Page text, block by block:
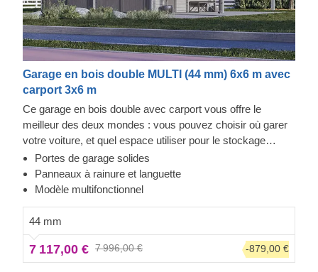
Garage en bois double MULTI (44 mm) 6x6 m avec
carport 3x6 m
Ce garage en bois double avec carport vous offre le
meilleur des deux mondes : vous pouvez choisir où garer
votre voiture, et quel espace utiliser pour le stockage
d'objets ou d'autres véhicules. Désormais, vous n'aurez
plus à choisir. Profitez du luxe d'avoir un espace de
stockage sécurisé pour votre véhicule, vous pourriez
! Avec MULTI, vous pouvez vraiment tout faire, qu'il
s'agisse d'acheter une voiture supplémentaire, d'aménager
un salon à l'ancienne dans votre garage, ou d'installer des
étagères avec vos romans préférés.
Portes de garage solides
Panneaux à rainure et languette
Modèle multifonctionnel
44 mm
7 117,00 € 7 996,00 € -879,00 €